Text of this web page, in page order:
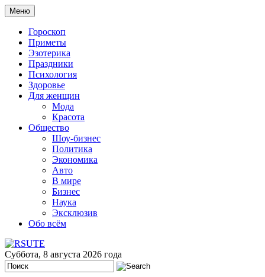
Меню
Гороскоп
Приметы
Эзотерика
Праздники
Психология
Здоровье
Для женщин
Мода
Красота
Общество
Шоу-бизнес
Политика
Экономика
Авто
В мире
Бизнес
Наука
Эксклюзив
Обо всём
Суббота, 8 августа 2026 года